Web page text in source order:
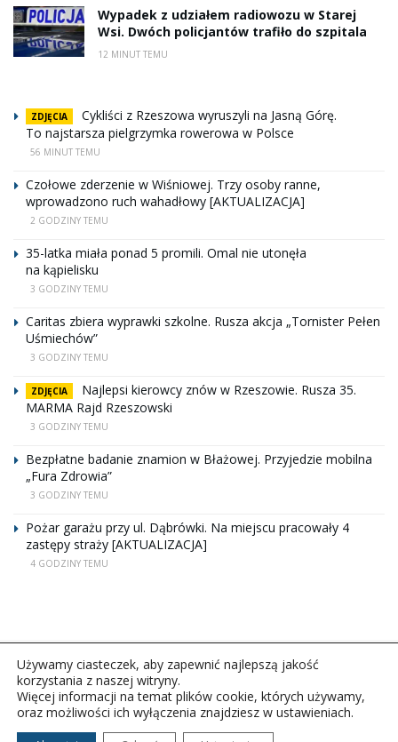
Wypadek z udziałem radiowozu w Starej
Wsi. Dwóch policjantów trafiło do szpitala
12 MINUT TEMU
ZDJĘCIA
Cykliści z Rzeszowa wyruszyli na Jasną Górę.
To najstarsza pielgrzymka rowerowa w Polsce
56 MINUT TEMU
Czołowe zderzenie w Wiśniowej. Trzy osoby ranne,
wprowadzono ruch wahadłowy [AKTUALIZACJA]
2 GODZINY TEMU
35-latka miała ponad 5 promili. Omal nie utonęła
na kąpielisku
3 GODZINY TEMU
Caritas zbiera wyprawki szkolne. Rusza akcja „Tornister Pełen
Uśmiechów”
3 GODZINY TEMU
ZDJĘCIA
Najlepsi kierowcy znów w Rzeszowie. Rusza 35.
MARMA Rajd Rzeszowski
3 GODZINY TEMU
Bezpłatne badanie znamion w Błażowej. Przyjedzie mobilna
„Fura Zdrowia”
3 GODZINY TEMU
Pożar garażu przy ul. Dąbrówki. Na miejscu pracowały 4
zastępy straży [AKTUALIZACJA]
4 GODZINY TEMU
Copyright © 2026Polskie Radio Rzeszów S.A. w likwidacj.
Używamy ciasteczek, aby zapewnić najlepszą jakość
korzystania z naszej witryny.
Więcej informacji na temat plików cookie, których używamy,
oraz możliwości ich wyłączenia znajdziesz w ustawieniach.